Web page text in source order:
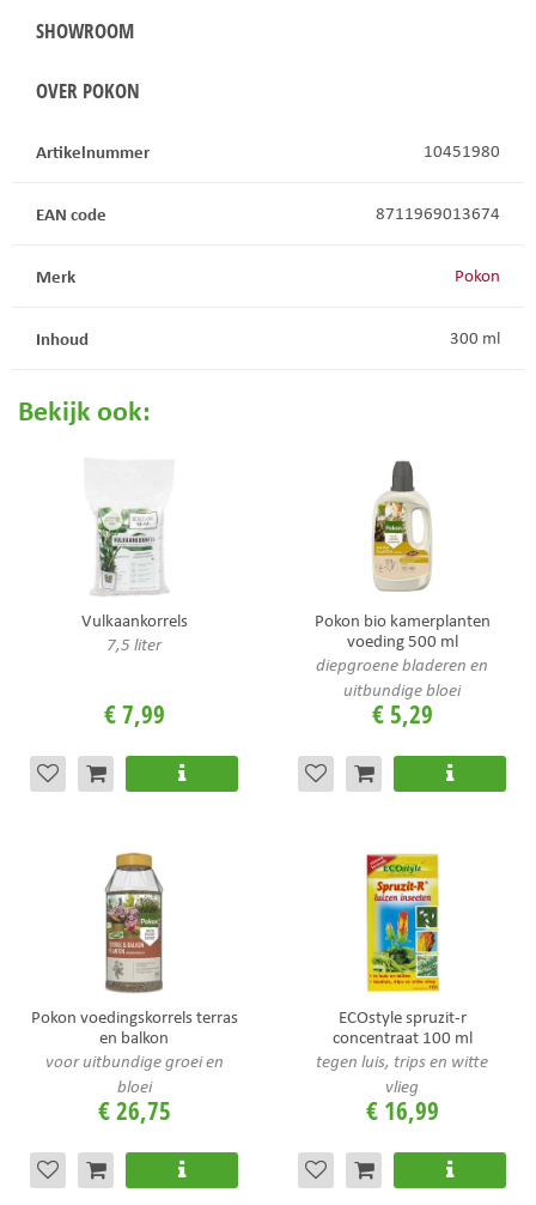
SHOWROOM
OVER POKON
Artikelnummer 10451980
EAN code 8711969013674
Merk Pokon
Inhoud 300 ml
Bekijk ook:
Vulkaankorrels
7,5 liter
€7,99
Pokon bio kamerplanten
voeding 500 ml
diepgroene bladeren en
uitbundige bloei
€ 5,29
Pokon voedingskorrels terras
en balkon
voor uitbundige groei en
bloei
€26,75
ECOstyle spruzit-r
concentraat 100 ml
tegen luis, trips en witte
vlieg
€ 16,99